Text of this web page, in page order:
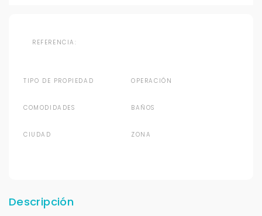
REFERENCIA:
TIPO DE PROPIEDAD OPERACIÓN
COMODIDADES BAÑOS
CIUDAD ZONA
Descripción